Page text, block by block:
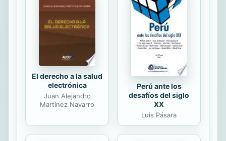
que los envuelve a todos: El primero
de ellos es una novela completa que
lleva por título Una sombra en la
penumbra: Ambientada en la década
de los 90, recrea los...
El derecho a la salud
electrónica
Juan Alejandro
Martínez Navarro
Perú ante los
desafíos del siglo
XX
Luis Pásara